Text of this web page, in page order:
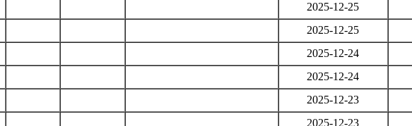
2025-12-25
2025-12-25
2025-12-24
2025-12-24
2025-12-23
2025-12-23